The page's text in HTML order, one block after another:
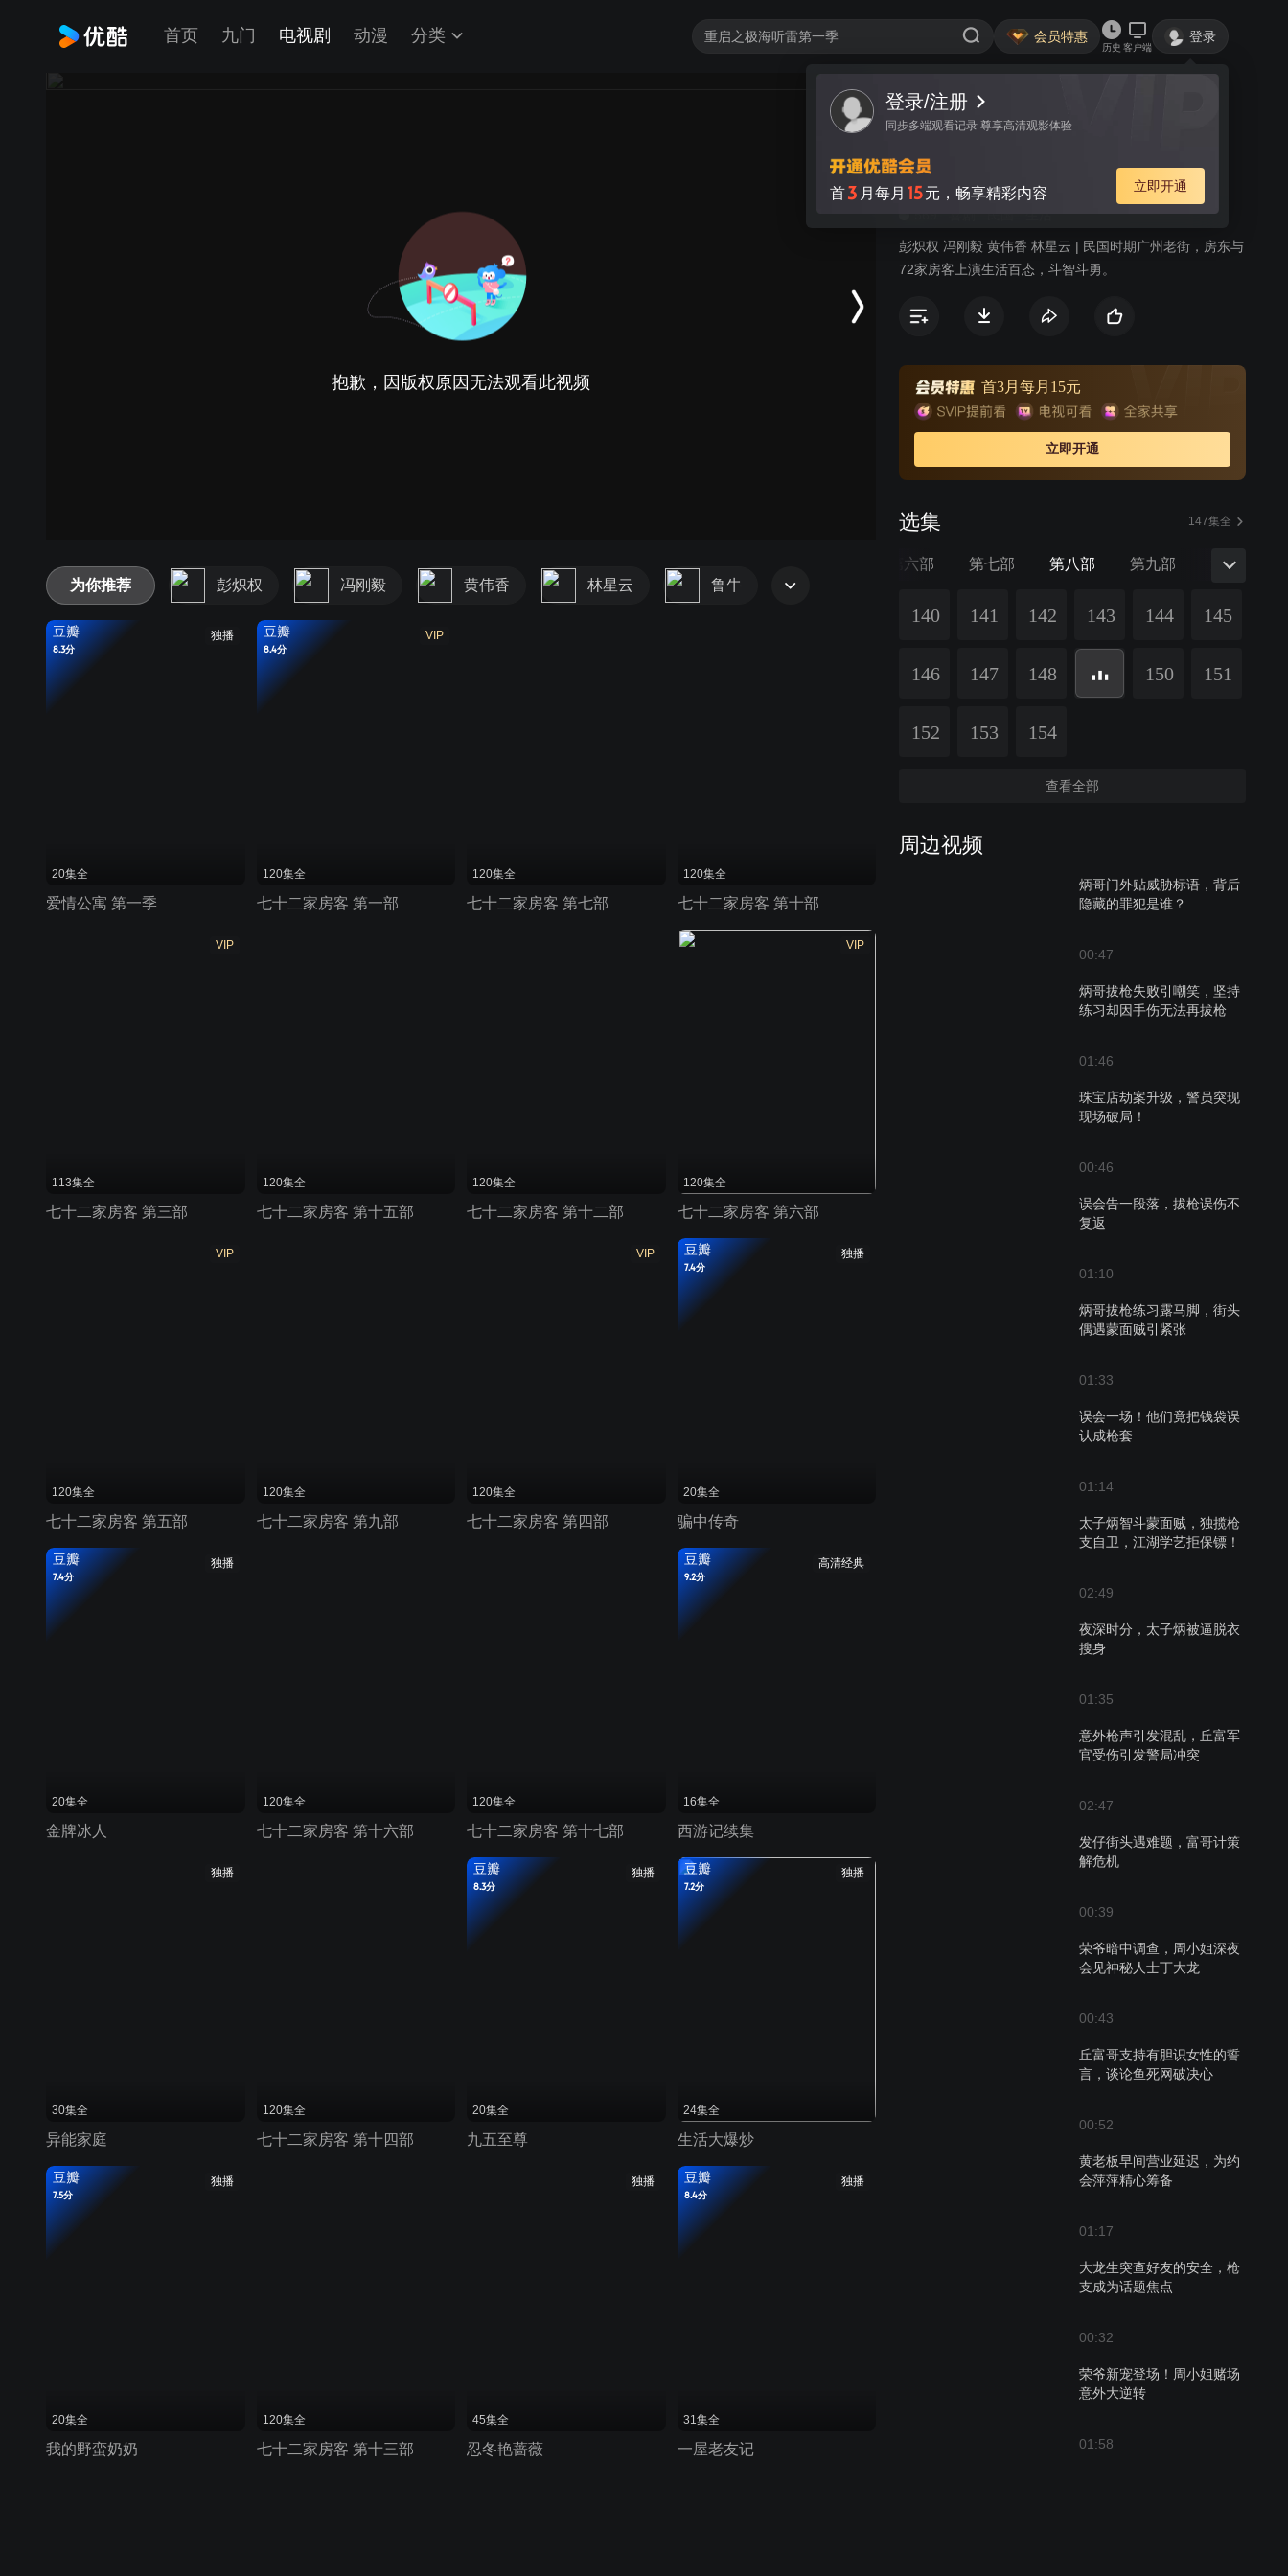
首页 九门 电视剧 动漫 分类 会员特惠
历史 客户端
登录
登录/注册
同步多端观看记录 尊享高清观影体验
首3 月每月 15元，畅享精彩内容 立即开通
抱歉，因版权原因无法观看此视频
视频 讨论
七十二家房客 第八部 简介
生活
彭炽权 冯刚毅 黄伟香 林星云 | 民国时期广州老街，房东与
72家房客上演生活百态，斗智斗勇。
首3月每月15元
立即开通
选集 147集全
第六部 第七部 第八部 第九部 第十部
140 141 142 143 144 145
146 147 148 150 151
152 153 154
查看全部
周边视频
炳哥门外贴威胁标语，背后
隐藏的罪犯是谁？
00:47
炳哥拔枪失败引嘲笑，坚持
练习却因手伤无法再拔枪
01:46
珠宝店劫案升级，警员突现
现场破局！
00:46
误会告一段落，拔枪误伤不
复返
01:10
炳哥拔枪练习露马脚，街头
偶遇蒙面贼引紧张
01:33
误会一场！他们竟把钱袋误
认成枪套
01:14
太子炳智斗蒙面贼，独揽枪
支自卫，江湖学艺拒保镖！
02:49
夜深时分，太子炳被逼脱衣
搜身
01:35
意外枪声引发混乱，丘富军
官受伤引发警局冲突
02:47
发仔街头遇难题，富哥计策
解危机
00:39
荣爷暗中调查，周小姐深夜
会见神秘人士丁大龙
00:43
丘富哥支持有胆识女性的誓
言，谈论鱼死网破决心
00:52
黄老板早间营业延迟，为约
会萍萍精心筹备
01:17
大龙生突查好友的安全，枪
支成为话题焦点
00:32
荣爷新宠登场！周小姐赌场
意外大逆转
01:58
为你推荐 彭炽权 冯刚毅 黄伟香 林星云 鲁牛
独播
豆瓣
8.3分
20集全
爱情公寓 第一季
VIP
豆瓣
8.4分
120集全
七十二家房客 第一部
120集全
七十二家房客 第七部
120集全
七十二家房客 第十部
VIP
113集全
七十二家房客 第三部
120集全
七十二家房客 第十五部
120集全
七十二家房客 第十二部
VIP
120集全
七十二家房客 第六部
VIP
120集全
七十二家房客 第五部
120集全
七十二家房客 第九部
VIP
120集全
七十二家房客 第四部
独播
豆瓣
7.4分
20集全
骗中传奇
独播
豆瓣
7.4分
20集全
金牌冰人
120集全
七十二家房客 第十六部
120集全
七十二家房客 第十七部
高清经典
豆瓣
9.2分
16集全
西游记续集
独播
30集全
异能家庭
120集全
七十二家房客 第十四部
独播
豆瓣
8.3分
20集全
九五至尊
独播
豆瓣
7.2分
24集全
生活大爆炒
独播
豆瓣
7.5分
20集全
我的野蛮奶奶
120集全
七十二家房客 第十三部
独播
45集全
忍冬艳蔷薇
独播
豆瓣
8.4分
31集全
一屋老友记